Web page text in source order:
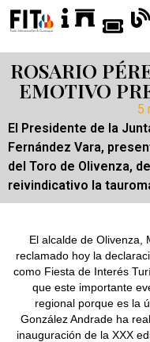
ROSARIO
EMOTIVO
5
El Presidente de la
Fernández Vara,
del Toro de Olivenza,
reivindicativo la
El alcalde de Olivenza,
reclamado hoy la
como Fiesta de Interés
que este importante
regional porque es la
González Andrade ha
inauguración de la XXX